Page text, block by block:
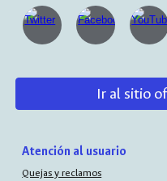
Ir al sitio
Atención al usuario
Quejas y reclamos